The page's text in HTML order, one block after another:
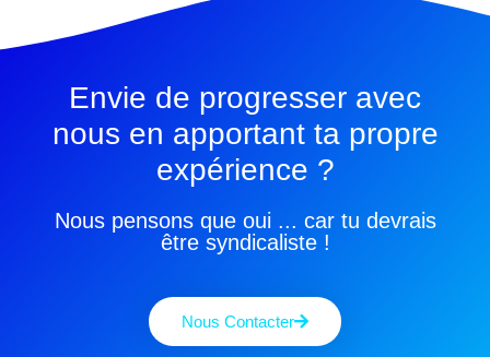
Envie de progresser avec
nous en apportant ta propre
expérience ?
Nous pensons que oui ... car tu devrais
être syndicaliste !
Nous Contacter